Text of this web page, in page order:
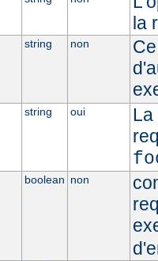
la
string non
string oui
La
boolean non